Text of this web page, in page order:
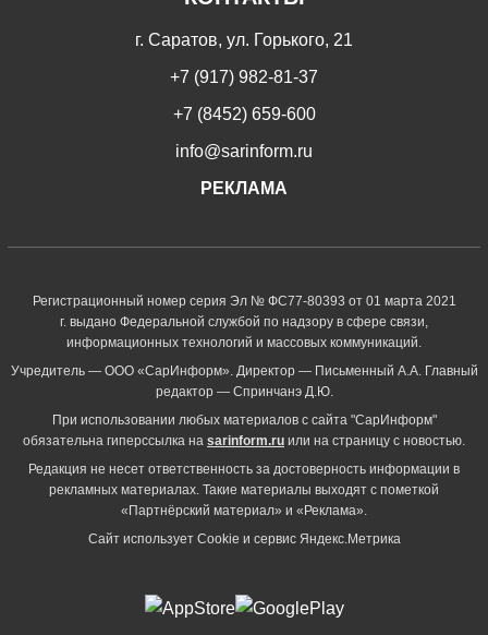
г. Саратов, ул. Горького, 21
+7 (917) 982-81-37
+7 (8452) 659-600
info@sarinform.ru
РЕКЛАМА
Регистрационный номер серия Эл № ФС77-80393 от 01 марта 2021
г. выдано Федеральной службой по надзору в сфере связи,
информационных технологий и массовых коммуникаций.
Учредитель — ООО «СарИнформ». Директор — Письменный А.А. Главный
редактор — Спринчанэ Д.Ю.
При использовании любых материалов с сайта "СарИнформ"
обязательна гиперссылка на sarinform.ru или на страницу с новостью.
Редакция не несет ответственность за достоверность информации в
рекламных материалах. Такие материалы выходят с пометкой
«Партнёрский материал» и «Реклама».
Сайт использует Cookie и сервиc Яндекс.Метрика